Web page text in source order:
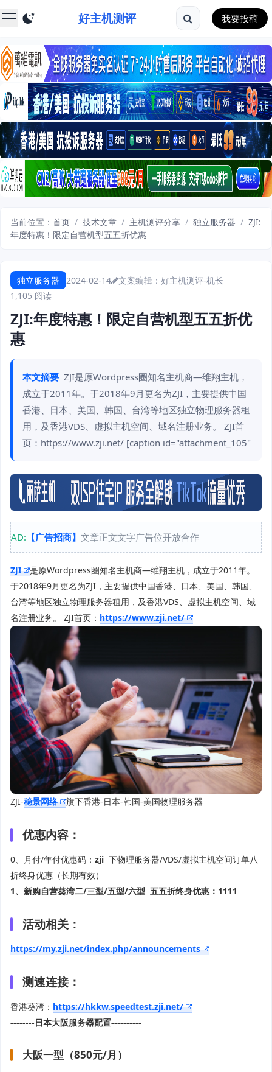
好主机测评 我要投稿
当前位置： 首页 / 技术文章 / 主机测评分享 / 独立服务器 / ZJI:
年度特惠！限定自营机型五五折优惠
独立服务器 2024-02-14
文案编辑：好主机测评-机长
1,105 阅读
ZJI:年度特惠！限定自营机型五五折优
惠
本文摘要 ZJI是原Wordpress圈知名主机商—维翔主机，
成立于2011年。于2018年9月更名为ZJI，主要提供中国
香港、日本、美国、韩国、台湾等地区独立物理服务器租
用，及香港VDS、虚拟主机空间、域名注册业务。 ZJI首
页：https://www.zji.net/ [caption id="attachment_105"
AD: 【广告招商】 文章正文文字广告位开放合作
ZJI
是原Wordpress圈知名主机商—维翔主机，成立于2011年。
于2018年9月更名为ZJI，主要提供中国香港、日本、美国、韩国、
台湾等地区独立物理服务器租用，及香港VDS、虚拟主机空间、域
名注册业务。 ZJI首页： https://www.zji.net/
ZJI-稳景网络 旗下香港-日本-韩国-美国物理服务器
优惠内容：
0、月付/年付优惠码： zji 下物理服务器/VDS/虚拟主机空间订单八
折终身优惠（长期有效）
1、新购自营葵湾二/三型/五型/六型 五五折终身优惠：1111
活动相关：
https://my.zji.net/index.php/announcements
测速连接：
香港葵湾： https://hkkw.speedtest.zji.net/
--------日本大阪服务器配置----------
大阪一型（850元/月）